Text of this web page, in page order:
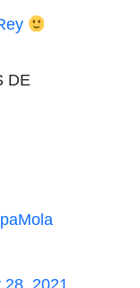
DE
28, 2021